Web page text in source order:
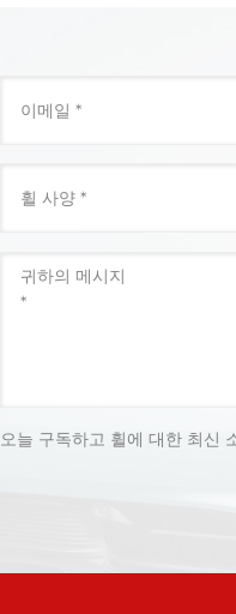
오늘 구독하고 휠에 대한 최신